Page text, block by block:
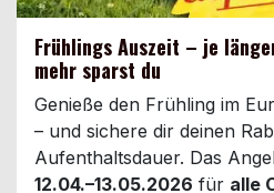
Frühlings Auszeit – je
mehr sparst du
Genieße den Frühling im
– und sichere dir deinen
Aufenthaltsdauer. Das
12.04.–13.05.2026 für alle